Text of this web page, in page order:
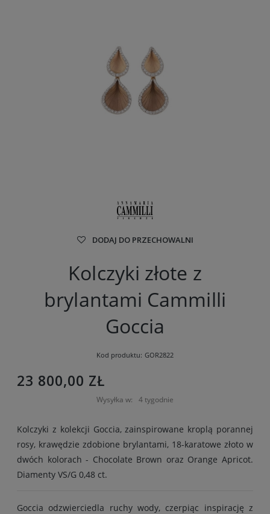
DODAJ DO PRZECHOWALNI
Kolczyki złote z
brylantami Cammilli
Goccia
Kod produktu: GOR2822
23 800,00 ZŁ
Wysyłka w: 4 tygodnie
Kolczyki z kolekcji Goccia, zainspirowane kroplą porannej
rosy, krawędzie zdobione brylantami, 18-karatowe złoto w
dwóch kolorach - Chocolate Brown oraz Orange Apricot.
Diamenty VS/G 0,48 ct.
Goccia odzwierciedla ruchy wody, czerpiąc inspirację z